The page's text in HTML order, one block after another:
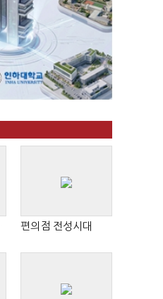
편의점 전성시대